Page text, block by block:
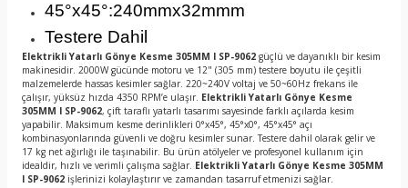
45°x45°:240mmx32mmm
Testere Dahil
Elektrikli Yatarlı Gönye Kesme 305MM I SP-9062 güçlü ve dayanıklı bir kesim
makinesidir. 2000W gücünde motoru ve 12" (305 mm) testere boyutu ile çeşitli
malzemelerde hassas kesimler sağlar. 220~240V voltaj ve 50~60Hz frekans ile
çalışır, yüksüz hızda 4350 RPM’e ulaşır. Elektrikli Yatarlı Gönye Kesme
305MM I SP-9062, çift taraflı yatarlı tasarımı sayesinde farklı açılarda kesim
yapabilir. Maksimum kesme derinlikleri 0°x45°, 45°x0°, 45°x45° açı
kombinasyonlarında güvenli ve doğru kesimler sunar. Testere dahil olarak gelir ve
17 kg net ağırlığı ile taşınabilir. Bu ürün atölyeler ve profesyonel kullanım için
idealdir, hızlı ve verimli çalışma sağlar. Elektrikli Yatarlı Gönye Kesme 305MM
I SP-9062 işlerinizi kolaylaştırır ve zamandan tasarruf etmenizi sağlar.